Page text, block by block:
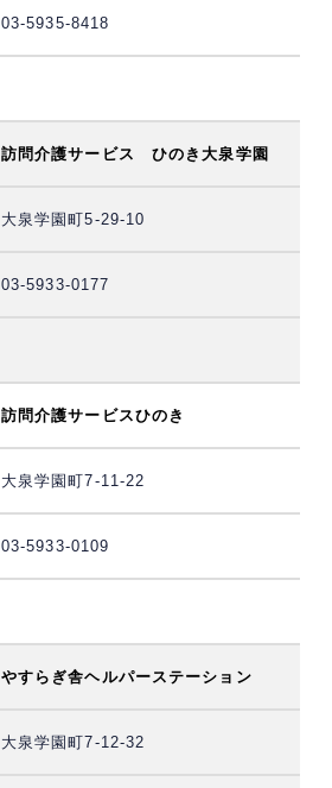
03-5935-8418
訪問介護サービス ひのき大泉学園
大泉学園町5-29-10
03-5933-0177
訪問介護サービスひのき
大泉学園町7-11-22
03-5933-0109
やすらぎ舎ヘルパーステーション
大泉学園町7-12-32